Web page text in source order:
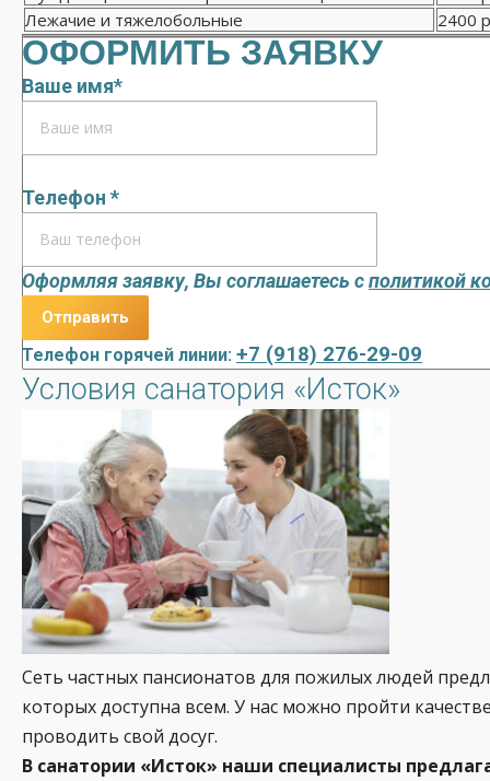
Лежачие и тяжелобольные
2400
ОФОРМИТЬ ЗАЯВКУ
Ваше имя*
Телефон *
Оформляя заявку, Вы соглашаетесь сполитикой
Телефон горячей линии: +7 (918) 276-29-09
Условия санатория «Исток»
Сеть частных пансионатов для пожилых людей
которых доступна всем. У нас можно пройти
проводить свой досуг.
В санатории «Исток» наши специалисты